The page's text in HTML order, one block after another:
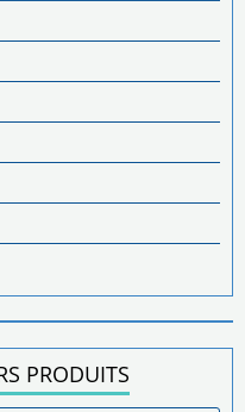
PRODUITS